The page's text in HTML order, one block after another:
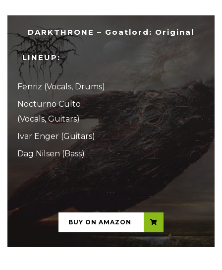
DARKTHRONE – Goatlord: Original
LINEUP:
Fenriz (Vocals, Drums)
Nocturno Culto
(Vocals, Guitars)
Ivar Enger (Guitars)
Dag Nilsen (Bass)
...
BUY ON AMAZON